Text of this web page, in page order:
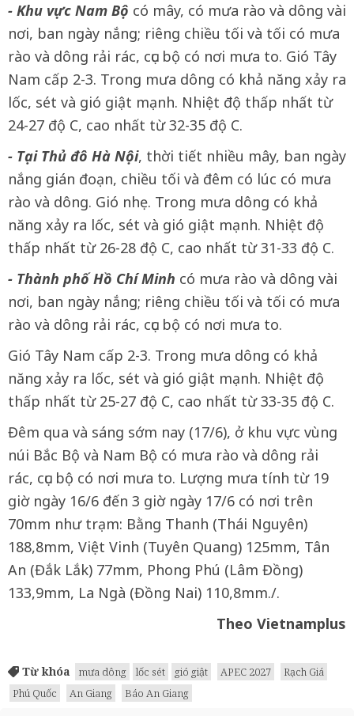
- Khu vực Nam Bộ có mây, có mưa rào và dông vài
nơi, ban ngày nắng; riêng chiều tối và tối có mưa
rào và dông rải rác, cục bộ có nơi mưa to. Gió Tây
Nam cấp 2-3. Trong mưa dông có khả năng xảy ra
lốc, sét và gió giật mạnh. Nhiệt độ thấp nhất từ
24-27 độ C, cao nhất từ 32-35 độ C.
- Tại Thủ đô Hà Nội, thời tiết nhiều mây, ban ngày
nắng gián đoạn, chiều tối và đêm có lúc có mưa
rào và dông. Gió nhẹ. Trong mưa dông có khả
năng xảy ra lốc, sét và gió giật mạnh. Nhiệt độ
thấp nhất từ 26-28 độ C, cao nhất từ 31-33 độ C.
- Thành phố Hồ Chí Minh có mưa rào và dông vài
nơi, ban ngày nắng; riêng chiều tối và tối có mưa
rào và dông rải rác, cục bộ có nơi mưa to.
Gió Tây Nam cấp 2-3. Trong mưa dông có khả
năng xảy ra lốc, sét và gió giật mạnh. Nhiệt độ
thấp nhất từ 25-27 độ C, cao nhất từ 33-35 độ C.
Đêm qua và sáng sớm nay (17/6), ở khu vực vùng
núi Bắc Bộ và Nam Bộ có mưa rào và dông rải
rác, cục bộ có nơi mưa to. Lượng mưa tính từ 19
giờ ngày 16/6 đến 3 giờ ngày 17/6 có nơi trên
70mm như trạm: Bằng Thanh (Thái Nguyên)
188,8mm, Việt Vinh (Tuyên Quang) 125mm, Tân
An (Đắk Lắk) 77mm, Phong Phú (Lâm Đồng)
133,9mm, La Ngà (Đồng Nai) 110,8mm./.
Theo Vietnamplus
Từ khóa mưa dông lốc sét gió giật APEC 2027
Rạch Giá
Phú Quốc
An Giang Báo An Giang